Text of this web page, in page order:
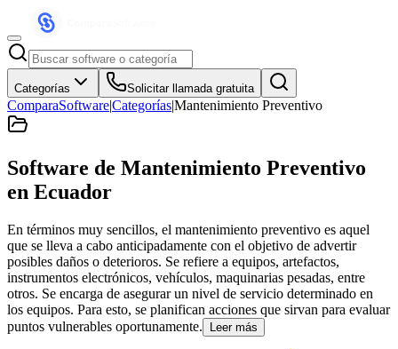
Categorías Solicitar llamada gratuita
ComparaSoftware|Categorías|Mantenimiento Preventivo
Software de Mantenimiento Preventivo
en Ecuador
En términos muy sencillos, el mantenimiento preventivo es aquel
que se lleva a cabo anticipadamente con el objetivo de advertir
posibles daños o deterioros. Se refiere a equipos, artefactos,
instrumentos electrónicos, vehículos, maquinarias pesadas, entre
otros. Se encarga de asegurar un nivel de servicio determinado en
los equipos. Para esto, se planifican acciones que sirvan para evaluar
puntos vulnerables oportunamente.
Leer más